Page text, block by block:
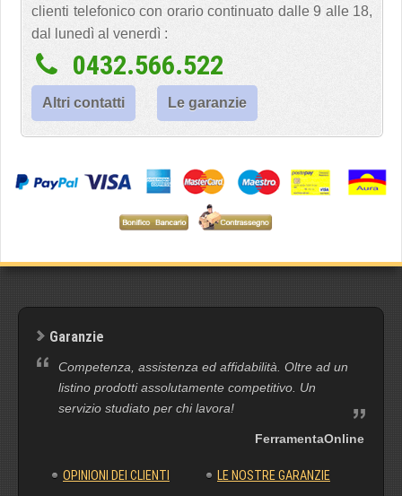
clienti telefonico con orario continuato dalle 9 alle 18,
dal lunedì al venerdì :
0432.566.522
Altri contatti Le garanzie
Garanzie
Competenza, assistenza ed affidabilità. Oltre ad un
listino prodotti assolutamente competitivo. Un
servizio studiato per chi lavora!
FerramentaOnline
OPINIONI DEI CLIENTI LE NOSTRE GARANZIE